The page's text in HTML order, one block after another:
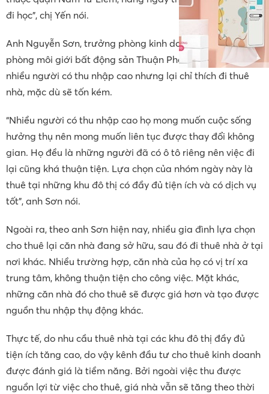
đi học”, chị Yến nói.
Anh Nguyễn Sơn, trưởng phòng kinh doanh cho thuê của
phòng môi giới bất động sản Thuận Phát cho biết, hiện
nhiều người có thu nhập cao nhưng lại chỉ thích đi thuê
nhà, mặc dù sẽ tốn kém.
“Nhiều người có thu nhập cao họ mong muốn cuộc sống
hưởng thụ nên mong muốn liên tục được thay đổi không
gian. Họ đều là những người đã có ô tô riêng nên việc đi
lại cũng khá thuận tiện. Lựa chọn của nhóm ngày này là
thuê tại những khu đô thị có đầy đủ tiện ích và có dịch vụ
tốt”, anh Sơn nói.
Ngoài ra, theo anh Sơn hiện nay, nhiều gia đình lựa chọn
cho thuê lại căn nhà đang sở hữu, sau đó đi thuê nhà ở tại
nơi khác. Nhiều trường hợp, căn nhà của họ có vị trí xa
trung tâm, không thuận tiện cho công việc. Mặt khác,
những căn nhà đó cho thuê sẽ được giá hơn và tạo được
nguồn thu nhập thụ động khác.
Thực tế, do nhu cầu thuê nhà tại các khu đô thị đầy đủ
tiện ích tăng cao, do vậy kênh đầu tư cho thuê kinh doanh
được đánh giá là tiềm năng. Bởi ngoài việc thu được
nguồn lợi từ việc cho thuê, giá nhà vẫn sẽ tăng theo thời